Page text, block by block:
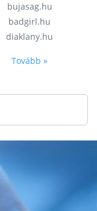
bujasag.hu
badgirl.hu
diaklany.hu
Tovább »